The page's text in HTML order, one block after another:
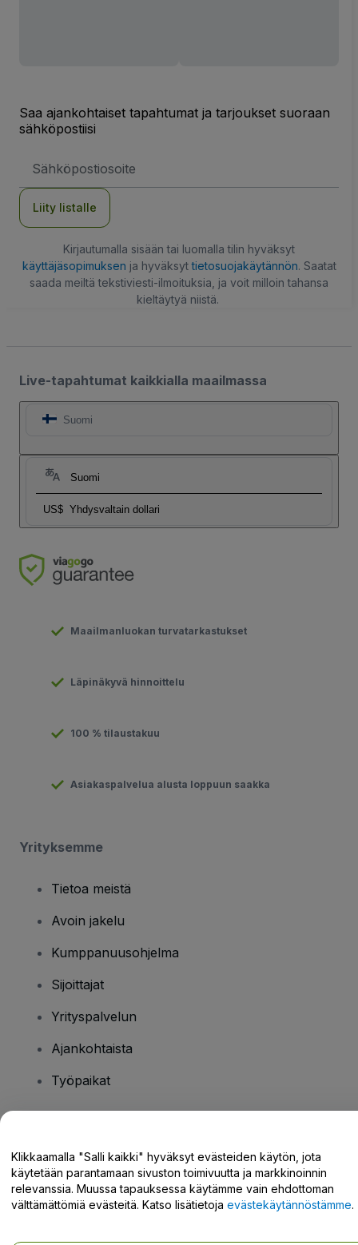
Saa ajankohtaiset tapahtumat ja tarjoukset suoraan
sähköpostiisi
Liity listalle
Kirjautumalla sisään tai luomalla tilin hyväksyt
käyttäjäsopimuksen ja hyväksyttietosuojakäytännön. Saatat
saada meiltä tekstiviesti-ilmoituksia, ja voit milloin tahansa
kieltäytyä niistä.
Live-tapahtumat kaikkialla maailmassa
Suomi
Suomi
US$ Yhdysvaltain dollari
Maailmanluokan turvatarkastukset
Läpinäkyvä hinnoittelu
100 % tilaustakuu
Asiakaspalvelua alusta loppuun saakka
Yrityksemme
Tietoa meistä
Avoin jakelu
Kumppanuusohjelma
Sijoittajat
Yrityspalvelun
Ajankohtaista
Työpaikat
Tukikeskus / Ota meihin yhteyttä
Klikkaamalla "Salli kaikki" hyväksyt evästeiden käytön, jota
käytetään parantamaan sivuston toimivuutta ja markkinoinnin
relevanssia. Muussa tapauksessa käytämme vain ehdottoman
välttämättömiä evästeitä. Katso lisätietoja evästekäytännöstämme.